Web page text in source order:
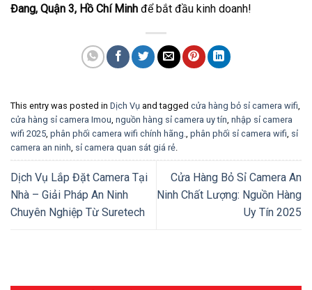
Đang, Quận 3, Hồ Chí Minh để bắt đầu kinh doanh!
This entry was posted in Dịch Vụ and tagged cửa hàng bỏ sỉ camera wifi
cửa hàng sỉ camera Imou nguồn hàng sỉ camera uy tín nhập sỉ camera
wifi 2025 phân phối camera wifi chính hãng. phân phối sỉ camera wifi sỉ
camera an ninh sỉ camera quan sát giá rẻ
Dịch Vụ Lắp Đặt Camera Tại
Nhà – Giải Pháp An Ninh
Chuyên Nghiệp Từ Suretech
Cửa Hàng Bỏ Sỉ Camera An
Ninh Chất Lượng: Nguồn Hàng
Uy Tín 2025